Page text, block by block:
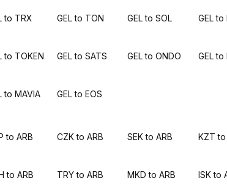
to TRX GEL to TON GEL to SOL GEL to
to TOKEN GEL to SATS GEL to ONDO GEL to
to MAVIA GEL to EOS
to ARB CZK to ARB SEK to ARB KZT to
to ARB TRY to ARB MKD to ARB ISK to